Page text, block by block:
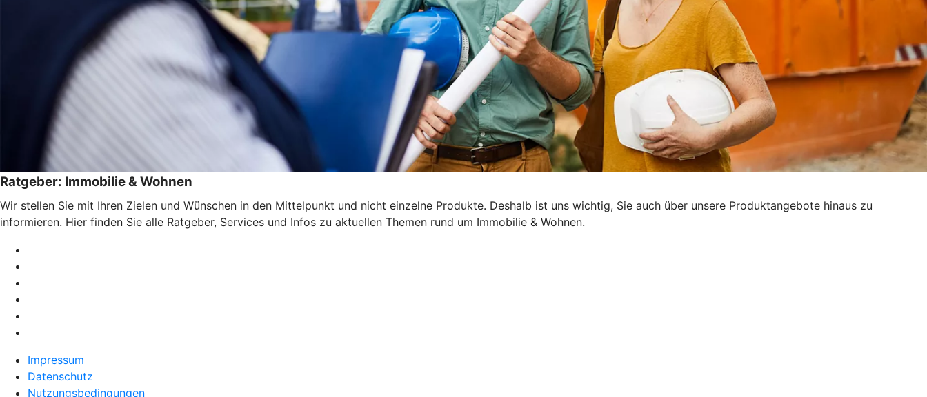
Ratgeber: Immobilie & Wohnen
Wir stellen Sie mit Ihren Zielen und Wünschen in den Mittelpunkt und nicht einzelne Produkte. Deshalb ist uns wichtig, Sie auch über unsere Produktangebote hinaus zu
informieren. Hier finden Sie alle Ratgeber, Services und Infos zu aktuellen Themen rund um Immobilie & Wohnen.
Impressum
Datenschutz
Nutzungsbedingungen